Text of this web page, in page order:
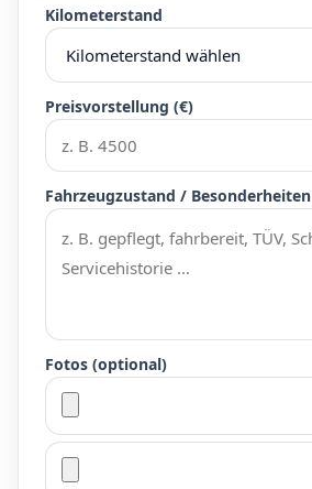
Kilometerstand
Preisvorstellung (€)
Fahrzeugzustand / Besonderheiten
Fotos (optional)